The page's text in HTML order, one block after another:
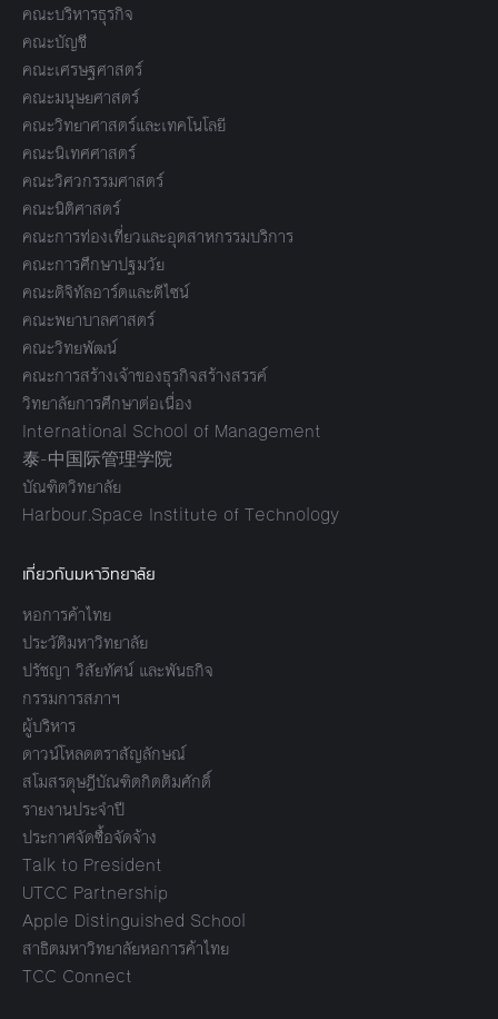
คณะบริหารธุรกิจ
คณะบัญชี
คณะเศรษฐศาสตร์
คณะมนุษยศาสตร์
คณะวิทยาศาสตร์และเทคโนโลยี
คณะนิเทศศาสตร์
คณะวิศวกรรมศาสตร์
คณะนิติศาสตร์
คณะการท่องเที่ยวและอุตสาหกรรมบริการ
คณะการศึกษาปฐมวัย
คณะดิจิทัลอาร์ตและดีไซน์
คณะพยาบาลศาสตร์
คณะวิทยพัฒน์
คณะการสร้างเจ้าของธุรกิจสร้างสรรค์
วิทยาลัยการศึกษาต่อเนื่อง
International School of Management
泰-中国际管理学院
บัณฑิตวิทยาลัย
Harbour.Space Institute of Technology
เกี่ยวกับมหาวิทยาลัย
หอการค้าไทย
ประวัติมหาวิทยาลัย
ปรัชญา วิสัยทัศน์ และพันธกิจ
กรรมการสภาฯ
ผู้บริหาร
ดาวน์โหลดตราสัญลักษณ์
สโมสรดุษฎีบัณฑิตกิตติมศักดิ์
รายงานประจำปี
ประกาศจัดซื้อจัดจ้าง
Talk to President
UTCC Partnership
Apple Distinguished School
สาธิตมหาวิทยาลัยหอการค้าไทย
TCC Connect